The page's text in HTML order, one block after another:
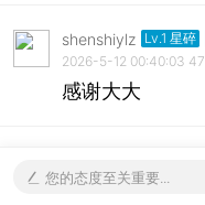
shenshiylz Lv.1 星碎
2026-5-12 00:40:03 47
感谢大大
2026-5-12 12:37:28
您的态度至关重要...